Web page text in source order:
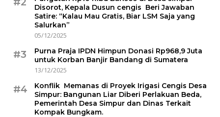
Disorot, Kepala Dusun cengis Beri Jawaban
Satire: “Kalau Mau Gratis, Biar LSM Saja yang
Salurkan”
05/12/2025
#3
Purna Praja IPDN Himpun Donasi Rp968,9 Juta
untuk Korban Banjir Bandang di Sumatera
13/12/2025
#4
Konflik Memanas di Proyek Irigasi Cengis Desa
Simpur: Bangunan Liar Diberi Perlakuan Beda,
Pemerintah Desa Simpur dan Dinas Terkait
Kompak Bungkam.